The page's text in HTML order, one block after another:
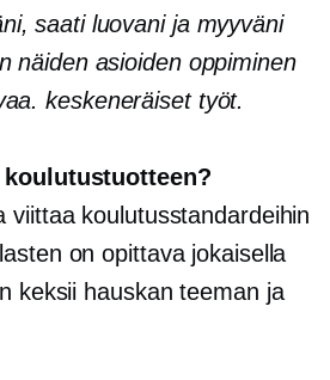
saati luovani ja myyväni
näiden asioiden oppiminen
keskeneräiset työt.
viittaa koulutusstandardeihin
on opittava jokaisella
keksii hauskan teeman ja